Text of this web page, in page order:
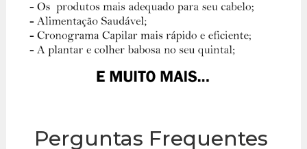
Perguntas Frequentes